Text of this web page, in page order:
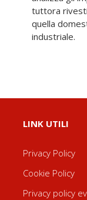
industriale.
LINK UTILI
Privacy Policy
Cookie Policy
Privacy policy